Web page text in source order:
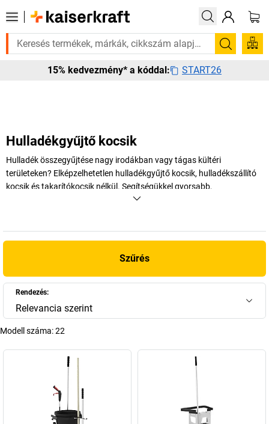
szüksége van rá? Válogatott bestseller termékeinket 3–4
Keresés
15% kedvezmény* a kóddal: START26
Hulladékgyűjtő kocsik
Hulladék összegyűjtése nagy irodákban vagy tágas kültéri
területeken? Elképzelhetetlen hulladékgyűjtő kocsik, hulladékszállító
kocsik és takarítókocsik nélkül. Segítségükkel gyorsabb,
rugalmasabb, ergonomikusabb és kényelmesebb a munka… A
személyesen!
Szűrés
Rendezés:
Relevancia szerint
Modell száma:22